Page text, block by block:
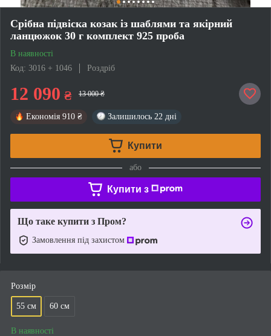
Срібна підвіска козак із шаблями та якірний
ланцюжок 30 г комплект 925 проба
В наявності
Код: 3016 + 1046
Роздріб
12 090 ₴ 13 000 ₴
Економія 910 ₴ Залишилось 22 дні
Купити
або
Купити з
Що таке купити з Пром?
Замовлення під захистом
Розмір
55 см 60 см
В наявності